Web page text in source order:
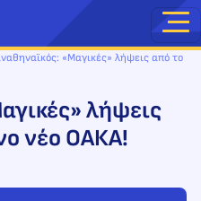
«Μαγικές» λήψεις από το
λήψεις
νέο ΟΑΚΑ!